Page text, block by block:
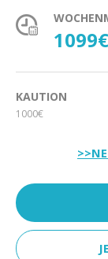
1099€
KAUTION
1000€